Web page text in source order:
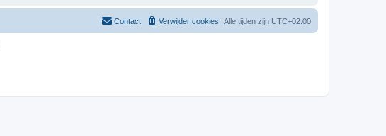
Alle tijden zijn UTC+02:00
Verwijder cookies
Contact